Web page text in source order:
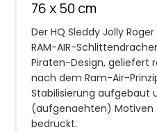
76 x 50 cm
Der HQ Sleddy Jolly
RAM-AIR-
Piraten-Design, geliefert
nach dem Ram-Air-
Stabilisierung aufgebaut
(aufgenaehten) Motiven
bedruckt.